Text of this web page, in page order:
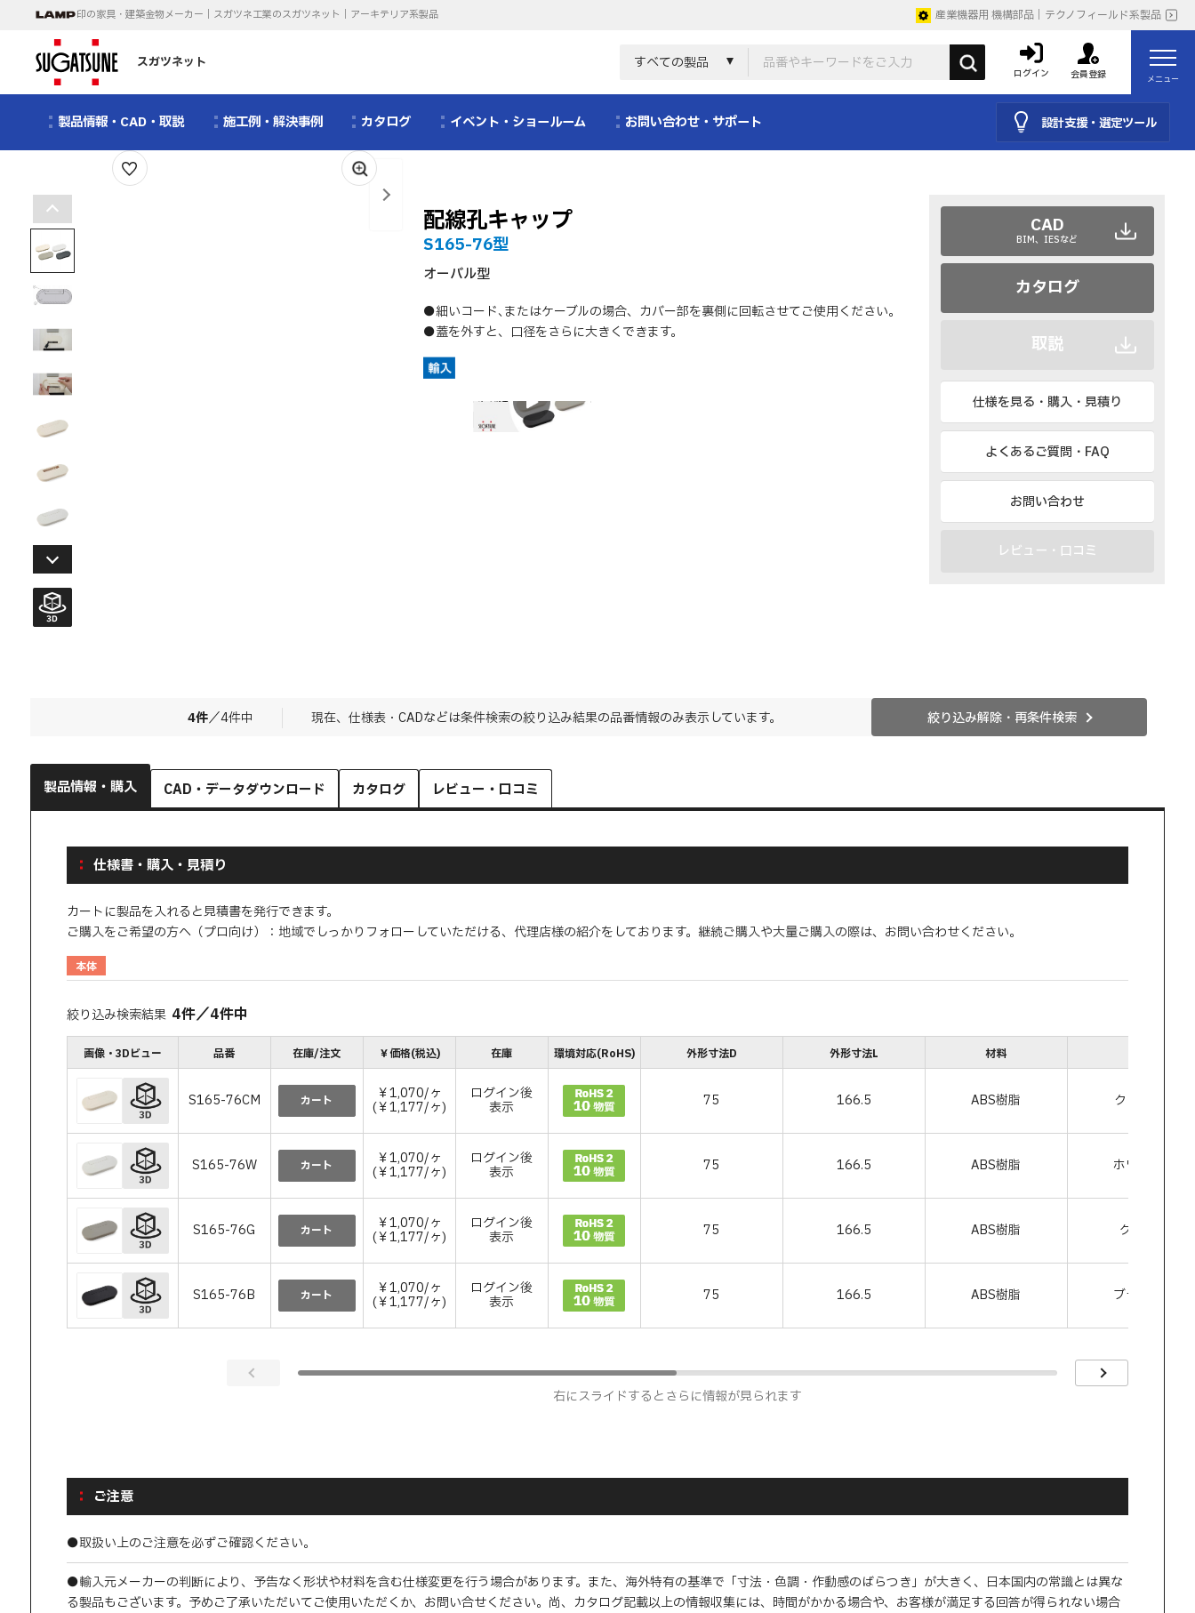
印の家具・建築金物メーカー｜スガツネ工業のスガツネット｜アーキテリア系製品 産業機器用 機構部品｜テクノフィールド系製品
スガツネット すべての製品
ログイン 会員登録 メニュー
製品情報・CAD・取説 施工例・解決事例 カタログ イベント・ショールーム お問い合わせ・サポート 設計支援・選定ツール
配線孔キャップ
S165-76型
オーバル型
●細いコード､またはケーブルの場合、カバー部を裏側に回転させてご使用ください。
●蓋を外すと、口径をさらに大きくできます。
特長
CAD
BIM、IESなど
カタログ
取説
仕様を見る・購入・見積り
よくあるご質問・FAQ
お問い合わせ
レビュー・口コミ
4件／4件中 現在、仕様表・CADなどは条件検索の絞り込み結果の品番情報のみ表示しています。 絞り込み解除・再条件検索
製品情報・購入 CAD・データダウンロード カタログ レビュー・口コミ
仕様書・購入・見積り
カートに製品を入れると見積書を発行できます。
ご購入をご希望の方へ（プロ向け）：地域でしっかりフォローしていただける、代理店様の紹介をしております。継続ご購入や大量ご購入の際は、お問い合わせください。
本体
絞り込み検索結果 4件／4件中
画像・3Dビュー 品番 在庫/注文 ￥価格(税込) 在庫 環境対応(RoHS) 外形寸法D 外形寸法L 材料
S165-76CM カート ￥1,070/ヶ
(￥1,177/ヶ)
ログイン後
表示 75 166.5 ABS樹脂 クリーム
S165-76W カート ￥1,070/ヶ
(￥1,177/ヶ)
ログイン後
表示 75 166.5 ABS樹脂 ホワイト
S165-76G カート ￥1,070/ヶ
(￥1,177/ヶ)
ログイン後
表示 75 166.5 ABS樹脂 グレー
S165-76B カート ￥1,070/ヶ
(￥1,177/ヶ)
ログイン後
表示 75 166.5 ABS樹脂 ブラック
右にスライドするとさらに情報が見られます
ご注意
●取扱い上のご注意を必ずご確認ください。
●輸入元メーカーの判断により、予告なく形状や材料を含む仕様変更を行う場合があります。また、海外特有の基準で「寸法・色調・作動感のばらつき」が大きく、日本国内の常識とは異な
る製品もございます。予めご了承いただいてご使用いただくか、お問い合せください。尚、カタログ記載以上の情報収集には、時間がかかる場合や、お客様が満足する回答が得られない場合